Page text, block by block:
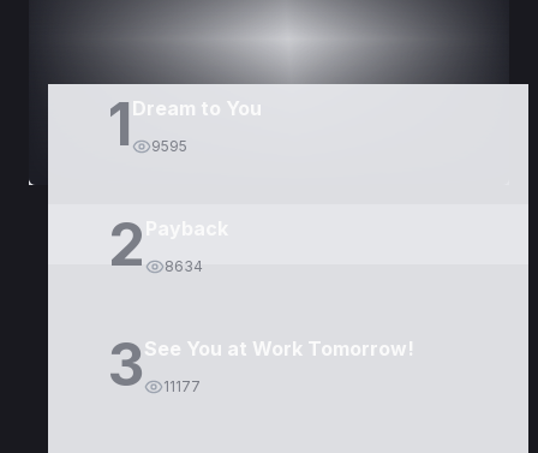
1 Dream to You
9595
2 8634
3See You at Work Tomorrow!
11177